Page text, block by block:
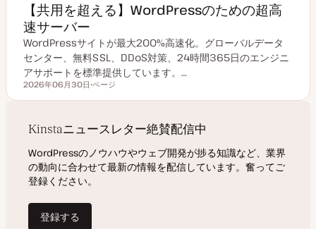
【共用を超える】WordPressのための超高
速サーバー
WordPressサイトが最大200%高速化。グローバルデータ
センター、無料SSL、DDoS対策、24時間365日のエンジニ
アサポートを標準提供しています。…
更新日
2026年06月30日
稿
プ
ページ